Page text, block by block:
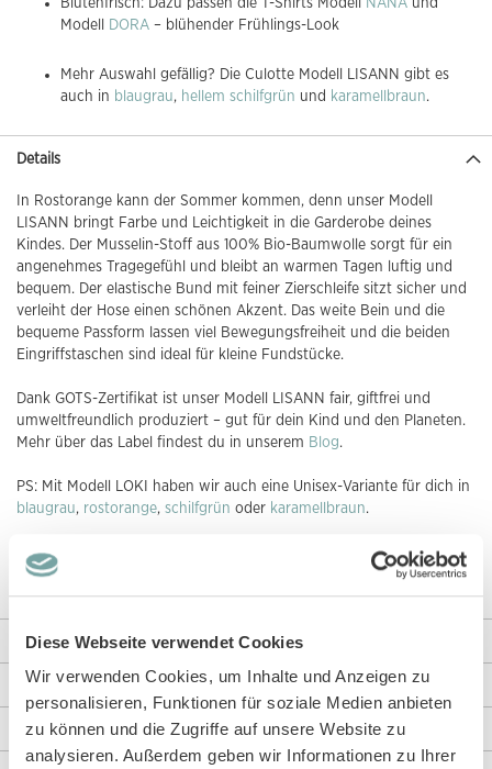
Diese Webseite verwendet Cookies
Wir verwenden Cookies, um Inhalte und Anzeigen zu
personalisieren, Funktionen für soziale Medien anbieten
zu können und die Zugriffe auf unsere Website zu
analysieren. Außerdem geben wir Informationen zu Ihrer
Modell
DORA – blühender Frühlings-Look
Mehr Auswahl gefällig? Die Culotte Modell LISANN gibt es
auch in blaugrau, hellem schilfgrün und karamellbraun.
Details
In Rostorange kann der Sommer kommen, denn unser Modell
LISANN bringt Farbe und Leichtigkeit in die Garderobe deines
Kindes. Der Musselin-Stoff aus 100% Bio-Baumwolle sorgt für ein
angenehmes Tragegefühl und bleibt an warmen Tagen luftig und
bequem. Der elastische Bund mit feiner Zierschleife sitzt sicher und
verleiht der Hose einen schönen Akzent. Das weite Bein und die
bequeme Passform lassen viel Bewegungsfreiheit und die beiden
Eingriffstaschen sind ideal für kleine Fundstücke.
Dank GOTS-Zertifikat ist unser Modell LISANN fair, giftfrei und
umweltfreundlich produziert – gut für dein Kind und den Planeten.
Mehr über das Label findest du in unserem Blog.
PS: Mit Modell LOKI haben wir auch eine Unisex-Variante für dich in
blaugrau, rostorange, schilfgrün oder karamellbraun.
PPS: Modell
oder
Streifendesign
sind zwei tolle Alternativen aus unserem Shop.
Weitere Informationen
Rezensionen
Angaben zur Produktsicherheit